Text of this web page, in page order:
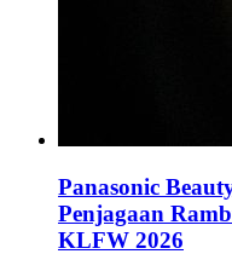
Panasonic
Penjagaan
KLFW 2026